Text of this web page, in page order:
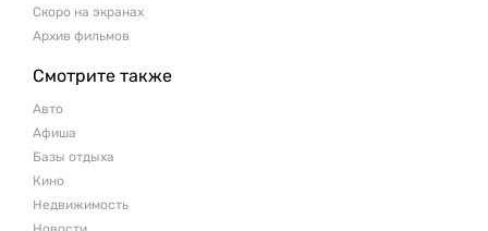
Скоро на экранах
Архив фильмов
Смотрите также
Авто
Афиша
Базы отдыха
Кино
Недвижимость